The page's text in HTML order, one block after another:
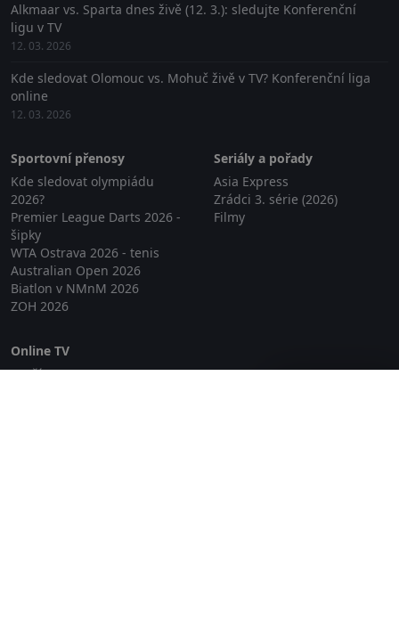
Alkmaar vs. Sparta dnes živě (12. 3.): sledujte Konferenční
ligu v TV
12. 03. 2026
Kde sledovat Olomouc vs. Mohuč živě v TV? Konferenční liga
online
12. 03. 2026
Sportovní přenosy
Kde sledovat olympiádu
2026?
Premier League Darts 2026 -
šipky
WTA Ostrava 2026 - tenis
Australian Open 2026
Biatlon v NMnM 2026
ZOH 2026
Seriály a pořady
Asia Express
Zrádci 3. série (2026)
Filmy
Online TV
Lepší.TV